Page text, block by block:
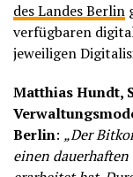
des Landes Berlin
verfügbaren
jeweiligen
Matthias Hundt,
Berlin: „Der
einen